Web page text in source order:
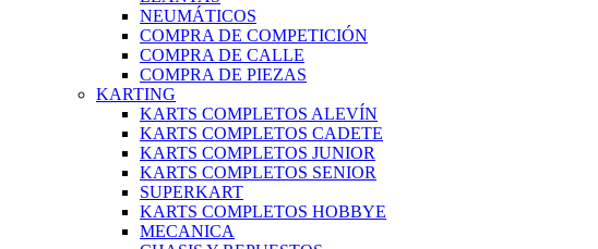
NEUMÁTICOS
COMPRA DE COMPETICIÓN
COMPRA DE CALLE
COMPRA DE PIEZAS
KARTING
KARTS COMPLETOS ALEVÍN
KARTS COMPLETOS CADETE
KARTS COMPLETOS JUNIOR
KARTS COMPLETOS SENIOR
SUPERKART
KARTS COMPLETOS HOBBYE
MECANICA